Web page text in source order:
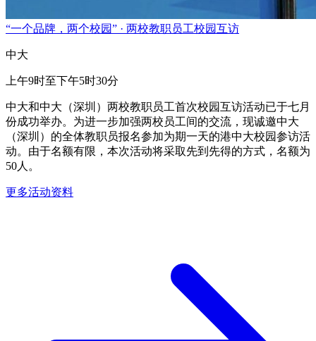
“一个品牌，两个校园” · 两校教职员工校园互访
中大
上午9时至下午5时30分
中大和中大（深圳）两校教职员工首次校园互访活动已于七月
份成功举办。为进一步加强两校员工间的交流，现诚邀中大
（深圳）的全体教职员报名参加为期一天的港中大校园参访活
动。由于名额有限，本次活动将采取先到先得的方式，名额为
50人。
更多活动资料